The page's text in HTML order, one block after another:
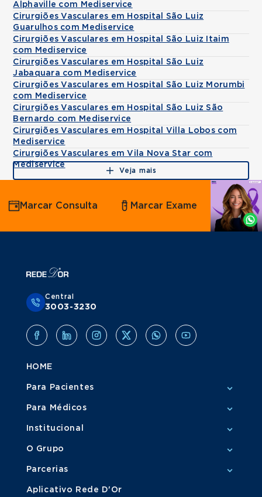
Alphaville com Mediservice
Cirurgiões Vasculares em Hospital São Luiz
Guarulhos com Mediservice
Cirurgiões Vasculares em Hospital São Luiz Itaim
com Mediservice
Cirurgiões Vasculares em Hospital São Luiz
Jabaquara com Mediservice
Cirurgiões Vasculares em Hospital São Luiz Morumbi
com Mediservice
Cirurgiões Vasculares em Hospital São Luiz São
Bernardo com Mediservice
Cirurgiões Vasculares em Hospital Villa Lobos com
Mediservice
Cirurgiões Vasculares em Vila Nova Star com
Mediservice
Veja mais
Agende
por
Whatsapp
Marcar Consulta Marcar Exame
Central
3003-3230
HOME
Para Pacientes
Para Médicos
Institucional
O Grupo
Parcerias
Aplicativo Rede D'Or